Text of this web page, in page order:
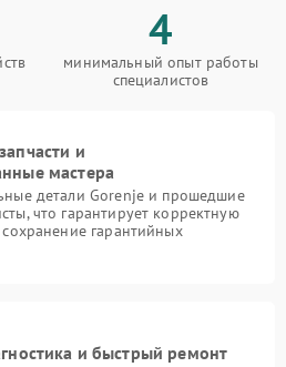
4
минимальный опыт работы
специалистов
и
мастера
детали Gorenje и прошедшие
что гарантирует корректную
гарантийных
и быстрый ремонт